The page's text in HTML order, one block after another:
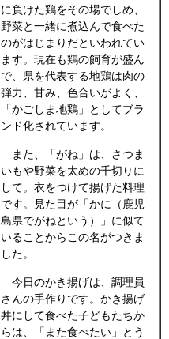
に負けた鶏をその場でしめ、
野菜と一緒に煮込んで食べた
のがはじまりだといわれてい
ます。現在も鶏の飼育が盛ん
で、県を代表する地鶏は肉の
弾力、甘み、色合いがよく、
「かごしま地鶏」としてブラ
ンド化されています。
また、「がね」は、さつま
いもや野菜を太めの千切りに
して。衣をつけて揚げた料理
です。見た目が「かに（鹿児
島県でがねという）」に似て
いることからこの名がつきま
した。
今日のかき揚げは、調理員
さんの手作りです。かき揚げ
丼にして食べた子どもたちか
らは、「また食べたい」とう